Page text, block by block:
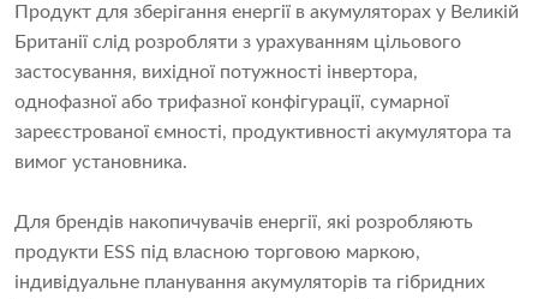
Продукт для зберігання енергії в акумуляторах у Великій
Британії слід розробляти з урахуванням цільового
застосування, вихідної потужності інвертора,
однофазної або трифазної конфігурації, сумарної
зареєстрованої ємності, продуктивності акумулятора та
вимог установника.
Для брендів накопичувачів енергії, які розробляють
продукти ESS під власною торговою маркою,
індивідуальне планування акумуляторів та гібридних